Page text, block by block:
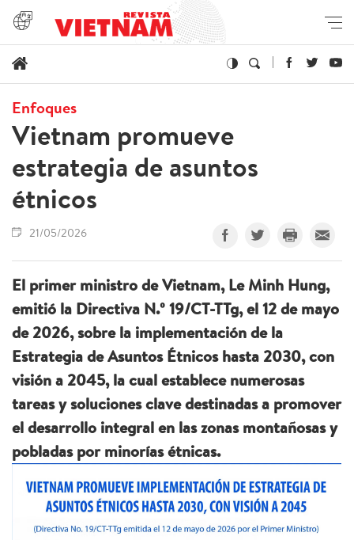
Enfoques
Vietnam promueve
estrategia de asuntos
étnicos
21/05/2026
El primer ministro de Vietnam, Le Minh Hung,
emitió la Directiva N.º 19/CT-TTg, el 12 de mayo
de 2026, sobre la implementación de la
Estrategia de Asuntos Étnicos hasta 2030, con
visión a 2045, la cual establece numerosas
tareas y soluciones clave destinadas a promover
el desarrollo integral en las zonas montañosas y
pobladas por minorías étnicas.